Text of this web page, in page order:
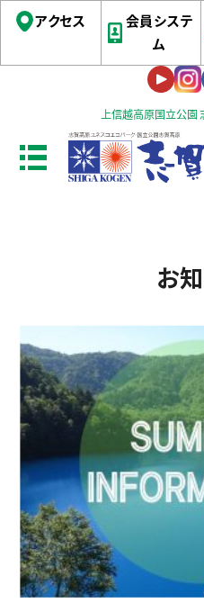
上信越高原国立公園
アクセス
会員システ
ム
お